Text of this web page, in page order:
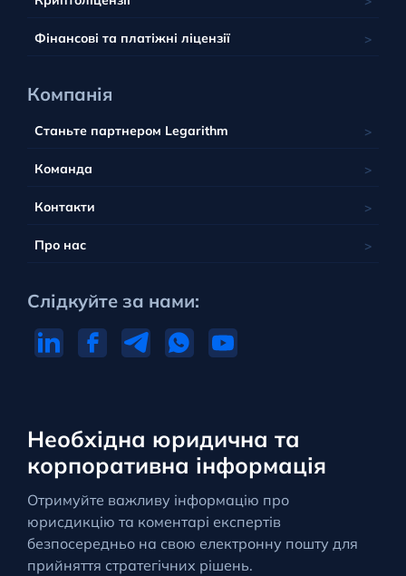
Необхідна юридична та
корпоративна інформація
Отримуйте важливу інформацію про
юрисдикцію та коментарі експертів
безпосередньо на свою електронну пошту для
прийняття стратегічних рішень.
Фінансові та платіжні ліцензії
Компанія
Станьте партнером Legarithm
Команда
Контакти
Про нас
Слідкуйте за нами: